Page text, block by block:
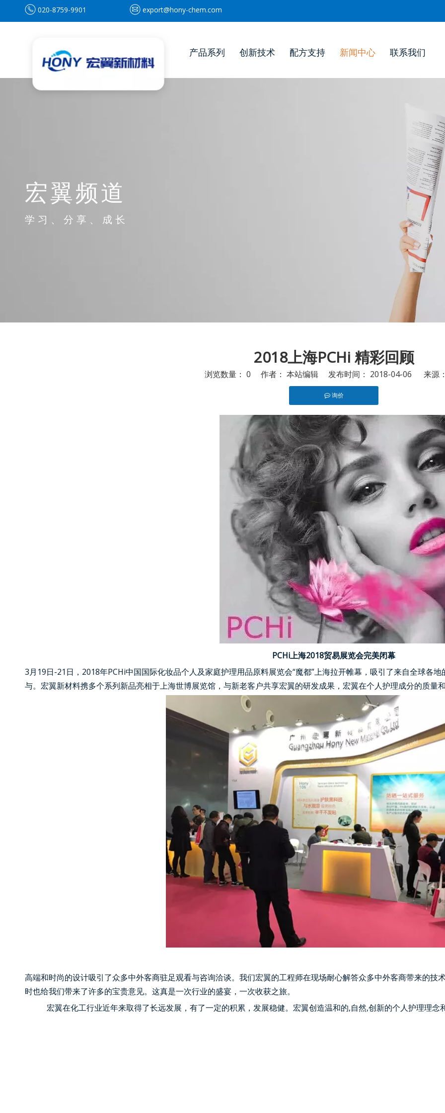
020-8759-9901 export@hony-chem.com
产品系列 创新技术 配方支持 新闻中心 联系我们
宏翼频道
学习、分享、成长
2018上海PCHi 精彩回顾
浏览数量： 0 作者： 本站编辑 发布时间： 2018-04-06 来源
询价
["facebook","twitter","line","wechat","linkedin","pinterest","whatsapp"]
PCHi上海2018贸易展览会完美闭幕
3月19日-21日，2018年PCHi中国国际化妆品个人及家庭护理用品原料展览会“魔都”上海拉开帷幕，吸引了来自全球各
与。宏翼新材料携多个系列新品亮相于上海世博展览馆，与新老客户共享宏翼的研发成果，宏翼在个人护理成分的质量
高端和时尚的设计吸引了众多中外客商驻足观看与咨询洽谈。我们宏翼的工程师在现场耐心解答众多中外客商带来的技
时也给我们带来了许多的宝贵意见。这真是一次行业的盛宴，一次收获之旅。
宏翼在化工行业近年来取得了长远发展，有了一定的积累，发展稳健。宏翼创造温和的,自然,创新的个人护理理念